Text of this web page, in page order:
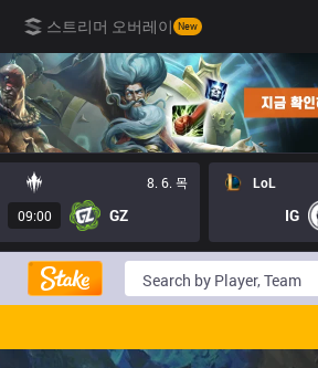
스트리머 오버레이 New
8. 6. 목
09:00 GZ
LoL
IG